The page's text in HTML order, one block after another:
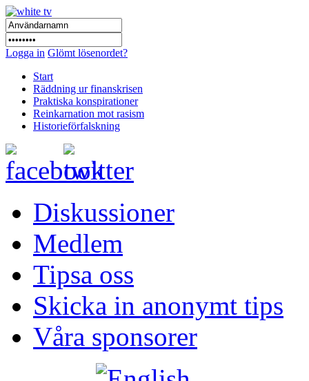
Logga in Glömt lösenordet?
Start
Räddning ur finanskrisen
Praktiska konspirationer
Reinkarnation mot rasism
Historieförfalskning
Diskussioner
Medlem
Tipsa oss
Skicka in anonymt tips
Våra sponsorer